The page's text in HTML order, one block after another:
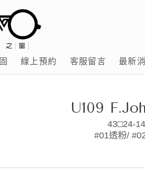
線上預約 客服留言 最新
U109
43□24-
#01透粉/